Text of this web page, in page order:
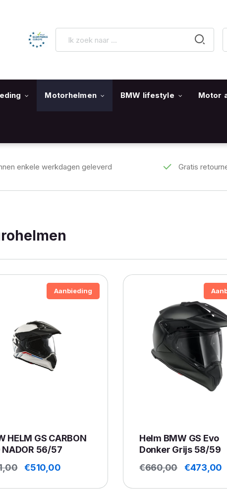
Motorhelmen BMW lifestyle Motor
enkele werkdagen geleverd Gratis
Aanbieding
HELM GS CARBON
NADOR 56/57
Oorspronkelijke
€510,00Huidige
Helm BMW GS Evo
Donker Grijs 58/59
€660,00 €473,00